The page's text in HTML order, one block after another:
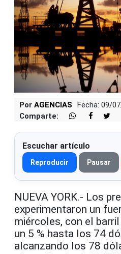
Por AGENCIAS
Fecha: 09/
Comparte:
Escuchar artículo
Reproducir Pausar
NUEVA YORK.- Los
experimentaron un
miércoles, con el
un 5 % hasta los 74
alcanzando los 78